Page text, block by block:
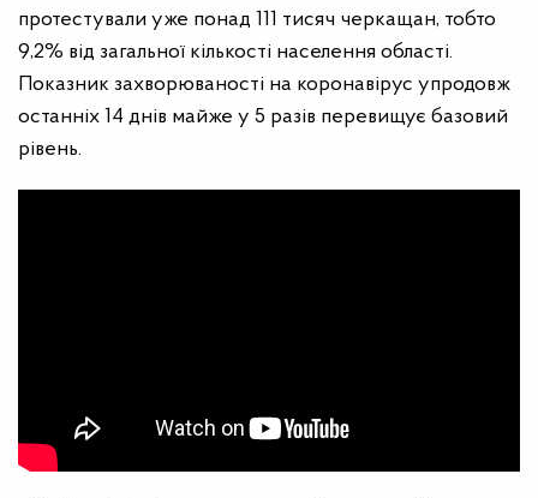
протестували уже понад 111 тисяч черкащан, тобто
9,2% від загальної кількості населення області.
Показник захворюваності на коронавірус упродовж
останніх 14 днів майже у 5 разів перевищує базовий
рівень.